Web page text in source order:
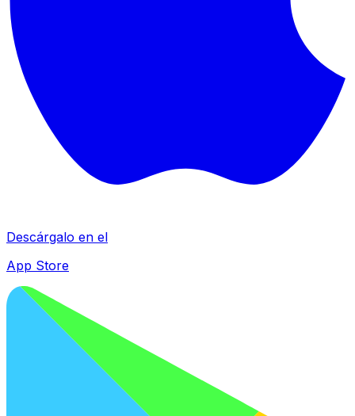
Descárgalo en el
App Store